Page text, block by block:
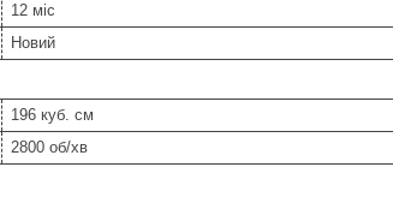
12 міс
Новий
196 куб. см
2800 об/хв